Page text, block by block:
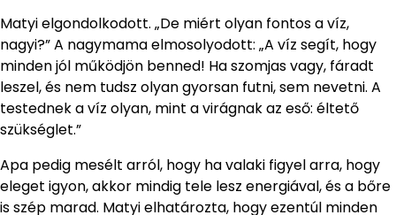
Matyi elgondolkodott. „De miért olyan fontos a víz,
nagyi?” A nagymama elmosolyodott: „A víz segít, hogy
minden jól működjön benned! Ha szomjas vagy, fáradt
leszel, és nem tudsz olyan gyorsan futni, sem nevetni. A
testednek a víz olyan, mint a virágnak az eső: éltető
szükséglet.”
Apa pedig mesélt arról, hogy ha valaki figyel arra, hogy
eleget igyon, akkor mindig tele lesz energiával, és a bőre
is szép marad. Matyi elhatározta, hogy ezentúl minden